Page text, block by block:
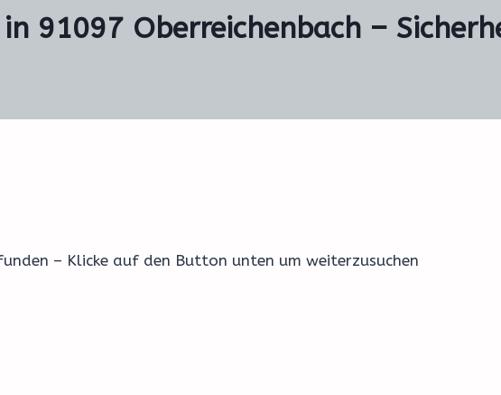
91097 Oberreichenbach –
– Klicke auf den Button unten um weiterzusuchen